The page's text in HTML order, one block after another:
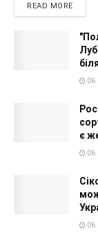
READ MORE
є